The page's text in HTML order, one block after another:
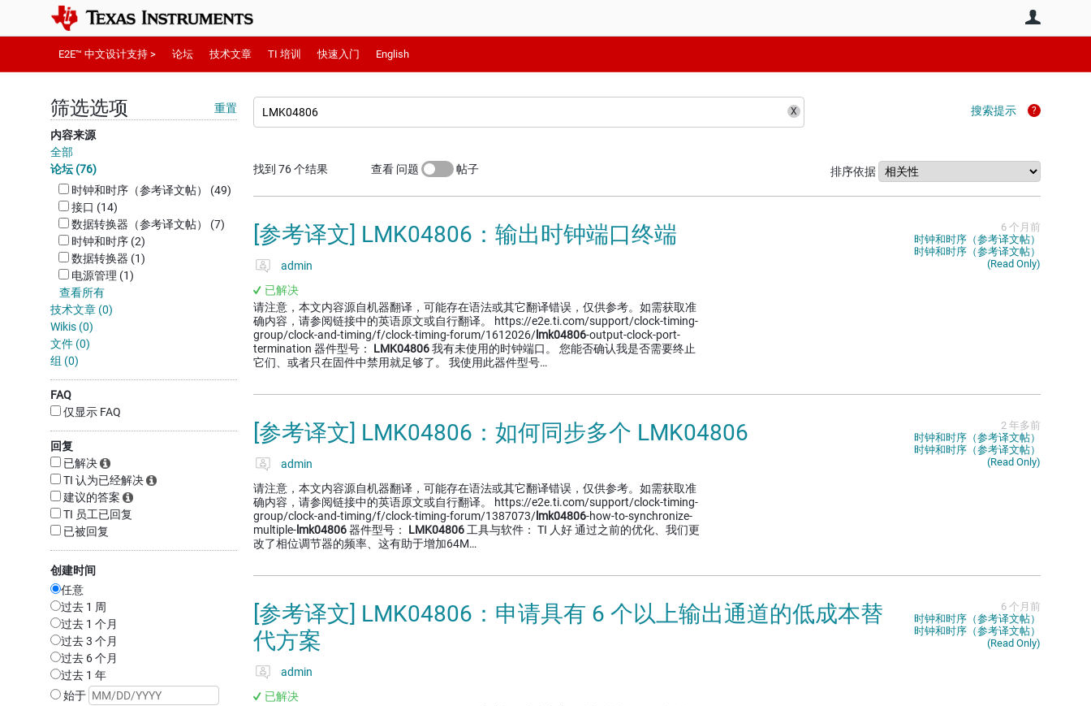
E2E™ 中文设计支持 > 论坛 技术文章 TI 培训 快速入门 English
筛选选项 重置
内容来源
全部
论坛 (76)
时钟和时序（参考译文帖） (49)
接口 (14)
数据转换器（参考译文帖） (7)
时钟和时序 (2)
数据转换器 (1)
电源管理 (1)
查看所有
技术文章 (0)
Wikis (0)
文件 (0)
组 (0)
FAQ
仅显示 FAQ
回复
已解决
TI 认为已经解决
建议的答案
TI 员工已回复
已被回复
创建时间
任意
过去 1 周
过去 1 个月
过去 3 个月
过去 6 个月
过去 1 年
始于
搜索提示
找到 76 个结果 查看 问题 帖子 排序依据
[参考译文] LMK04806：输出时钟端口终端
admin
已解决
请注意，本文内容源自机器翻译，可能存在语法或其它翻译错误，仅供参考。如需获取准
确内容，请参阅链接中的英语原文或自行翻译。 https://e2e.ti.com/support/clock-timing-
group/clock-and-timing/f/clock-timing-forum/1612026/ lmk04806-output-clock-port-
termination 器件型号： LMK04806我有未使用的时钟端口。 您能否确认我是否需要终止
它们、或者只在固件中禁用就足够了。 我使用此器件型号…
6 个月前
时钟和时序（参考译文帖）
时钟和时序（参考译文帖）
(Read Only)
[参考译文] LMK04806：如何同步多个 LMK04806
admin
请注意，本文内容源自机器翻译，可能存在语法或其它翻译错误，仅供参考。如需获取准
确内容，请参阅链接中的英语原文或自行翻译。 https://e2e.ti.com/support/clock-timing-
group/clock-and-timing/f/clock-timing-forum/1387073/ lmk04806-how-to-synchronize-
multiple- lmk04806器件型号： LMK04806 工具与软件： TI 人好 通过之前的优化、我们更
改了相位调节器的频率、这有助于增加64M…
2 年多前
时钟和时序（参考译文帖）
时钟和时序（参考译文帖）
(Read Only)
[参考译文] LMK04806：申请具有 6 个以上输出通道的低成本替
代方案
admin
已解决
6 个月前
时钟和时序（参考译文帖）
时钟和时序（参考译文帖）
(Read Only)